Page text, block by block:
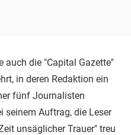
auch die "Capital Gazette"
in deren Redaktion ein
fünf Journalisten
seinem Auftrag, die Leser
unsäglicher Trauer" treu